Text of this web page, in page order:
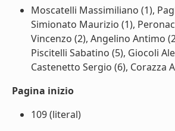
Moscatelli Massimiliano (1),
Simionato Maurizio (1),
Vincenzo (2), Angelino Antimo
Piscitelli Sabatino (5), Giocoli
Castenetto Sergio (6), Corazza
Pagina inizio
109 (literal)